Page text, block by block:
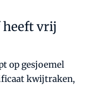
heeft vrij
op gesjoemel
kwijtraken,